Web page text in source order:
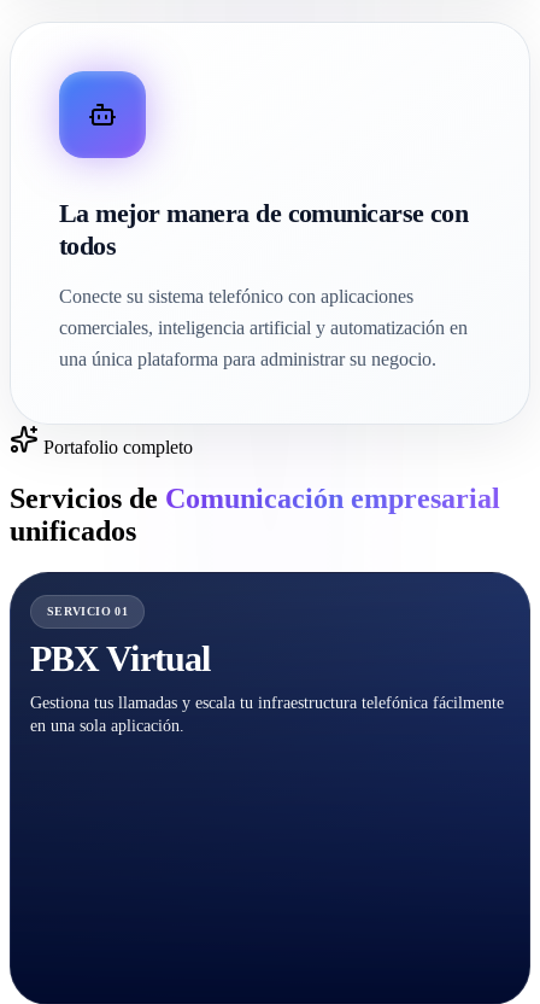
La mejor manera de comunicarse con
todos
Conecte su sistema telefónico con aplicaciones
comerciales, inteligencia artificial y automatización en
una única plataforma para administrar su negocio.
Portafolio completo
Servicios de Comunicación empresarial
unificados
SERVICIO 01
PBX Virtual
Gestiona tus llamadas y escala tu infraestructura telefónica fácilmente
en una sola aplicación.